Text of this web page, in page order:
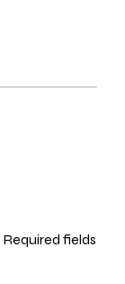
Required fields